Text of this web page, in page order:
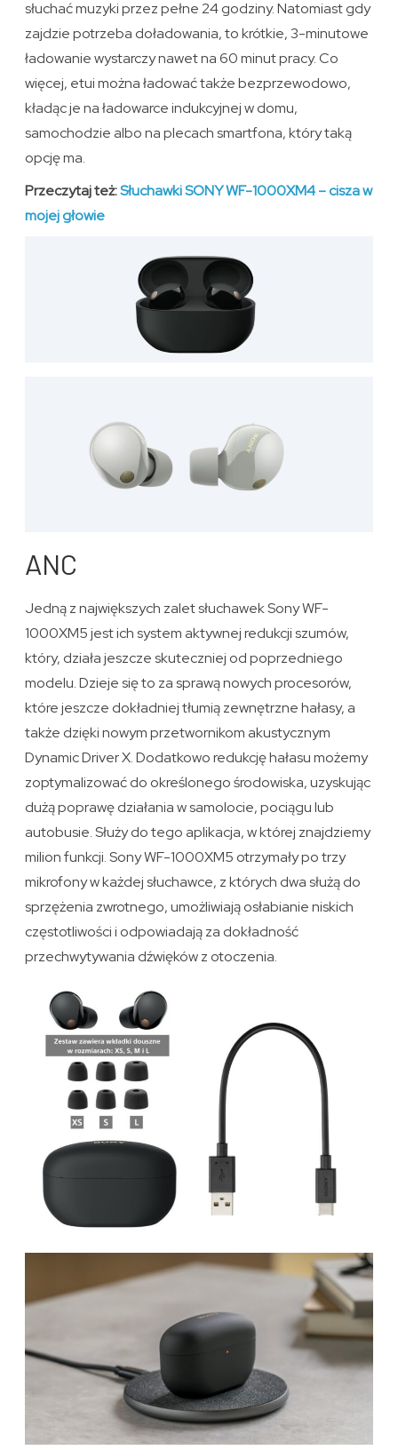
słuchać muzyki przez pełne 24 godziny. Natomiast gdy
zajdzie potrzeba doładowania, to krótkie, 3-minutowe
ładowanie wystarczy nawet na 60 minut pracy. Co
więcej, etui można ładować także bezprzewodowo,
kładąc je na ładowarce indukcyjnej w domu,
samochodzie albo na plecach smartfona, który taką
opcję ma.
Przeczytaj też:Słuchawki SONY WF-1000XM4 – cisza w
mojej głowie
ANC
Jedną z największych zalet słuchawek Sony WF-
1000XM5 jest ich system aktywnej redukcji szumów,
który, działa jeszcze skuteczniej od poprzedniego
modelu. Dzieje się to za sprawą nowych procesorów,
które jeszcze dokładniej tłumią zewnętrzne hałasy, a
także dzięki nowym przetwornikom akustycznym
Dynamic Driver X. Dodatkowo redukcję hałasu możemy
zoptymalizować do określonego środowiska, uzyskując
dużą poprawę działania w samolocie, pociągu lub
autobusie. Służy do tego aplikacja, w której znajdziemy
milion funkcji. Sony WF-1000XM5 otrzymały po trzy
mikrofony w każdej słuchawce, z których dwa służą do
sprzężenia zwrotnego, umożliwiają osłabianie niskich
częstotliwości i odpowiadają za dokładność
przechwytywania dźwięków z otoczenia.